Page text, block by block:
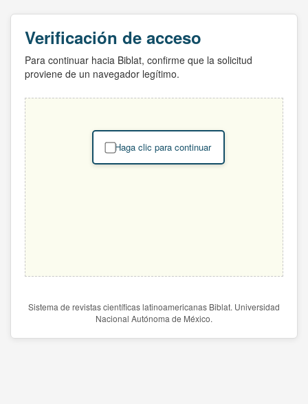
Verificación de acceso
Para continuar hacia Biblat, confirme que la solicitud
proviene de un navegador legítimo.
Haga clic para continuar
Sistema de revistas científicas latinoamericanas Biblat. Universidad
Nacional Autónoma de México.